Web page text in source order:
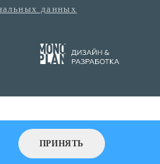
данных
ПРИНЯТЬ